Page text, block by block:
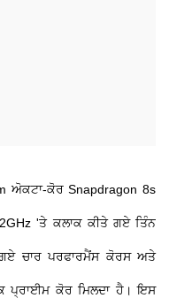
ਅੋਕਟਾ-ਕੋਰ Snapdragon 8s
'ਤੇ ਕਲਾਕ ਕੀਤੇ ਗਏ ਤਿੰਨ
ਚਾਰ ਪਰਫਾਰਮੈਂਸ ਕੋਰਸ ਅਤੇ
ਪ੍ਰਾਈਮ ਕੋਰ ਮਿਲਦਾ ਹੈ। ਇਸ